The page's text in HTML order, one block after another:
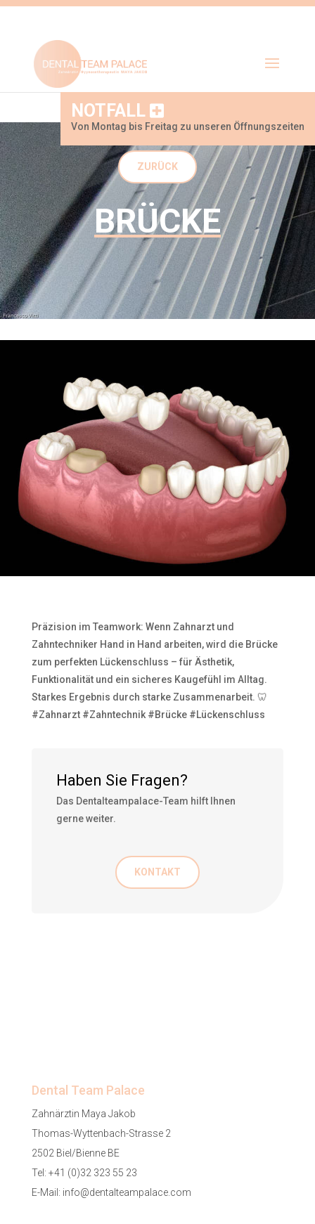
NOTFALL
Von Montag bis Freitag zu unseren Öffnungszeiten
ZURÜCK
BRÜCKE
Präzision im Teamwork: Wenn Zahnarzt und
Zahntechniker Hand in Hand arbeiten, wird die Brücke
zum perfekten Lückenschluss – für Ästhetik,
Funktionalität und ein sicheres Kaugefühl im Alltag.
Starkes Ergebnis durch starke Zusammenarbeit. 🦷
#Zahnarzt #Zahntechnik #Brücke #Lückenschluss
Haben Sie Fragen?
Das Dentalteampalace-Team hilft Ihnen
gerne weiter.
KONTAKT
Dental Team Palace
Zahnärztin Maya Jakob
Thomas-Wyttenbach-Strasse 2
2502 Biel/Bienne BE
Tel: +41 (0)32 323 55 23
E-Mail: info@dentalteampalace.com